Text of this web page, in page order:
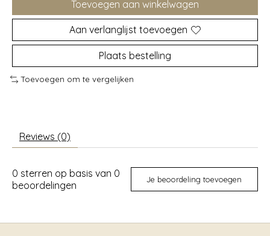
Toevoegen aan winkelwagen
Aan verlanglijst toevoegen
Plaats bestelling
Toevoegen om te vergelijken
Reviews (0)
0 sterren op basis van 0
beoordelingen
Je beoordeling toevoegen